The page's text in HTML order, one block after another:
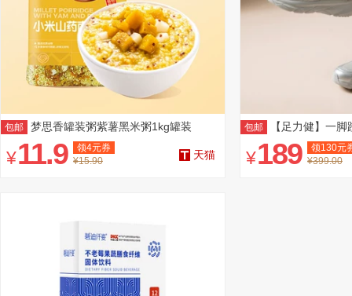
包邮 梦思香罐装粥紫薯黑米粥1kg罐装
¥11.9 领4元券
¥15.90
天猫
包邮 【足力健】一
¥189 领130元
¥399.00